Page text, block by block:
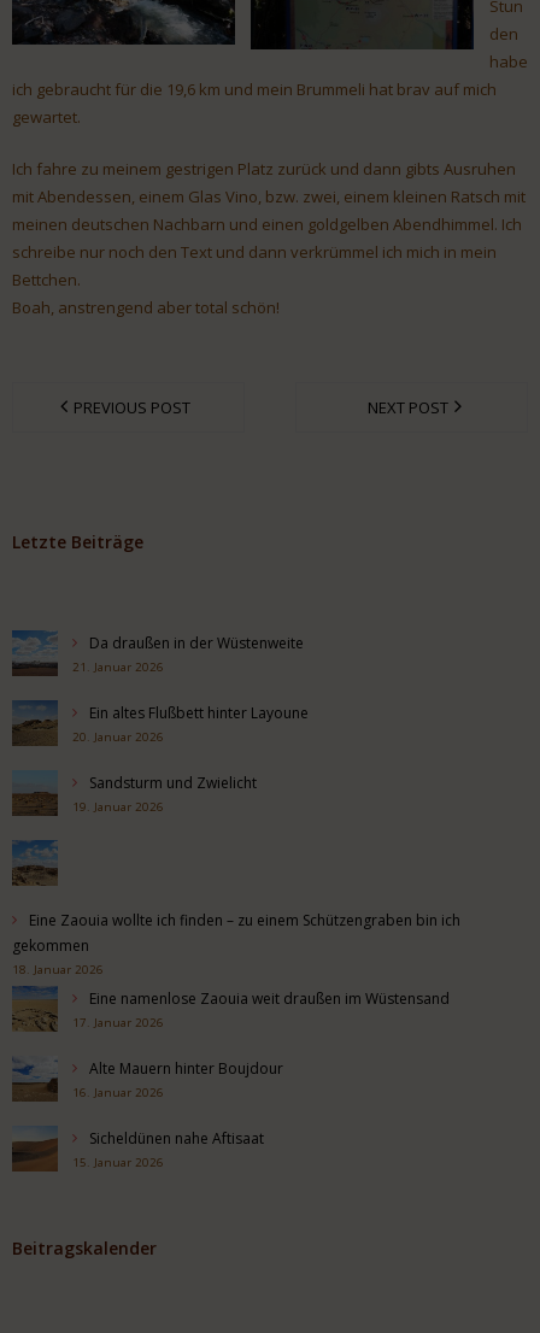
Stun
den
habe
ich gebraucht für die 19,6 km und mein Brummeli hat brav auf mich
gewartet.
Ich fahre zu meinem gestrigen Platz zurück und dann gibts Ausruhen
mit Abendessen, einem Glas Vino, bzw. zwei, einem kleinen Ratsch mit
meinen deutschen Nachbarn und einen goldgelben Abendhimmel. Ich
schreibe nur noch den Text und dann verkrümmel ich mich in mein
Bettchen.
Boah, anstrengend aber total schön!
PREVIOUS POST NEXT POST
Letzte Beiträge
Da draußen in der Wüstenweite
21. Januar 2026
Ein altes Flußbett hinter Layoune
20. Januar 2026
Sandsturm und Zwielicht
19. Januar 2026
Eine Zaouia wollte ich finden – zu einem Schützengraben bin ich
gekommen
18. Januar 2026
Eine namenlose Zaouia weit draußen im Wüstensand
17. Januar 2026
Alte Mauern hinter Boujdour
16. Januar 2026
Sicheldünen nahe Aftisaat
15. Januar 2026
Beitragskalender